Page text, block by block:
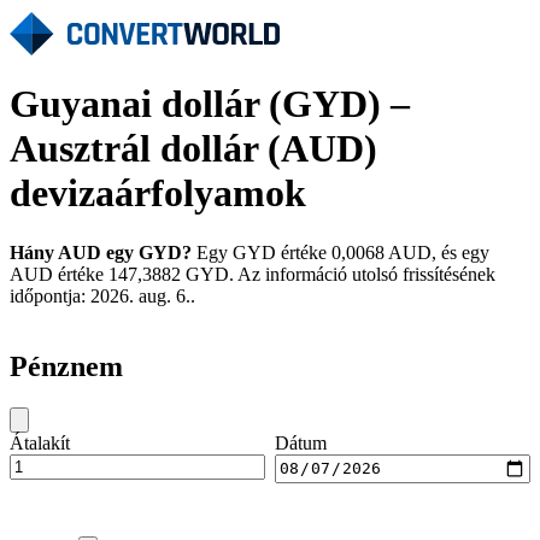
Guyanai dollár (GYD) –
Ausztrál dollár (AUD)
devizaárfolyamok
Hány AUD egy GYD? Egy GYD értéke 0,0068 AUD, és egy
AUD értéke 147,3882 GYD. Az információ utolsó frissítésének
időpontja: 2026. aug. 6..
Pénznem
Átalakít Dátum